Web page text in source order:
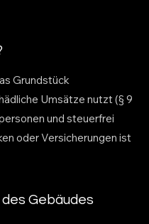
Grundstück
Umsätze nutzt (§ 9
und steuerfrei
oder Versicherungen ist
des Gebäudes